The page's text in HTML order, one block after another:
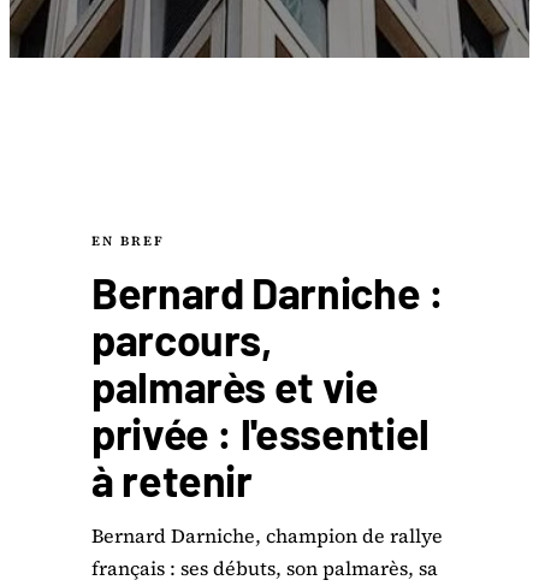
EN BREF
Bernard Darniche :
parcours,
palmarès et vie
privée : l'essentiel
à retenir
Bernard Darniche, champion de rallye
français : ses débuts, son palmarès, sa